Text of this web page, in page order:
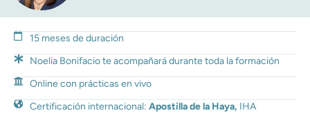
15 meses de duración
Noelia Bonifacio te acompañará durante toda la formación
Online con prácticas en vivo
Certificación internacional: Apostilla de la Haya, IHA